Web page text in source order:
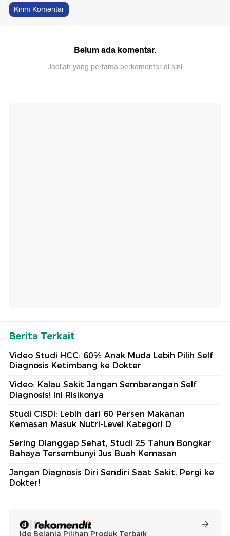
Kirim Komentar
Belum ada komentar.
Jadilah yang pertama berkomentar di sini
Berita Terkait
Video Studi HCC: 60% Anak Muda Lebih Pilih Self
Diagnosis Ketimbang ke Dokter
Video: Kalau Sakit Jangan Sembarangan Self
Diagnosis! Ini Risikonya
Studi CISDI: Lebih dari 60 Persen Makanan
Kemasan Masuk Nutri-Level Kategori D
Sering Dianggap Sehat, Studi 25 Tahun Bongkar
Bahaya Tersembunyi Jus Buah Kemasan
Jangan Diagnosis Diri Sendiri Saat Sakit, Pergi ke
Dokter!